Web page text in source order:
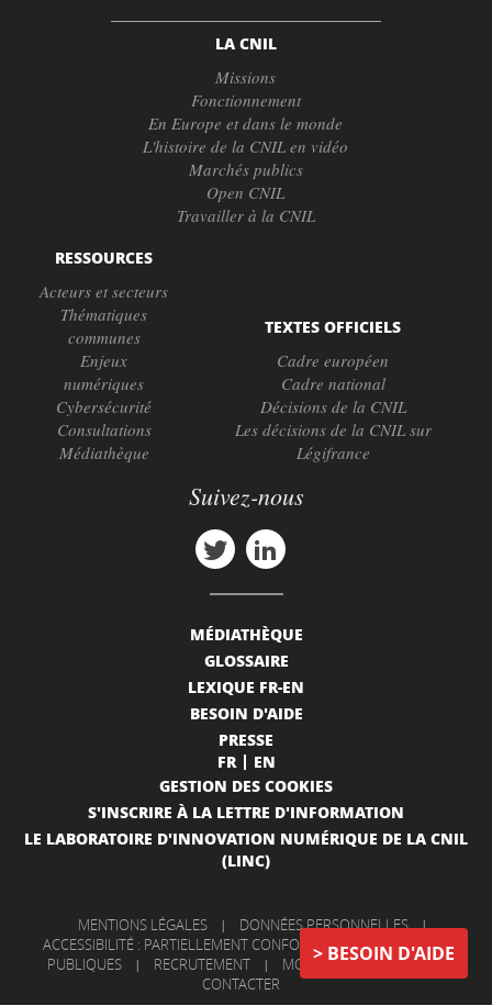
BESOIN D'AIDE
LA CNIL
Missions
Fonctionnement
En Europe et dans le monde
L'histoire de la CNIL en vidéo
Marchés publics
Open CNIL
Travailler à la CNIL
RESSOURCES
Acteurs et secteurs
Thématiques
communes
Enjeux
numériques
Cybersécurité
Consultations
Médiathèque
TEXTES OFFICIELS
Cadre européen
Cadre national
Décisions de la CNIL
Les décisions de la CNIL sur
Légifrance
Suivez-nous
MÉDIATHÈQUE
GLOSSAIRE
LEXIQUE FR-EN
BESOIN D'AIDE
PRESSE
FR
EN
GESTION DES COOKIES
S'INSCRIRE À LA LETTRE D'INFORMATION
LE LABORATOIRE D'INNOVATION NUMÉRIQUE DE LA CNIL
(LINC)
MENTIONS LÉGALES | DONNÉES PERSONNELLES |
ACCESSIBILITÉ : PARTIELLEMENT CONFORME
|
INFORMATIONS
PUBLIQUES
| RECRUTEMENT | MON COMPTE |
NOUS
CONTACTER